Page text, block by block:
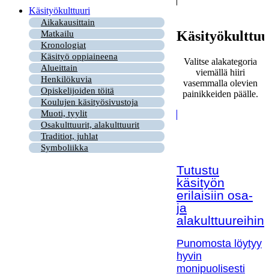
Käsityökulttuuri
Aikakausittain
Matkailu
Kronologiat
Käsityö oppiaineena
Alueittain
Henkilökuvia
Opiskelijoiden töitä
Koulujen käsityösivustoja
Muoti, tyylit
Osakulttuurit, alakulttuurit
Traditiot, juhlat
Symboliikka
Valitse alakategoria
viemällä hiiri
vasemmalla olevien
painikkeiden päälle.
Tutustu
käsityön
erilaisiin osa-
ja
alakulttuureihin!
Punomosta löytyy
hyvin
monipuolisesti